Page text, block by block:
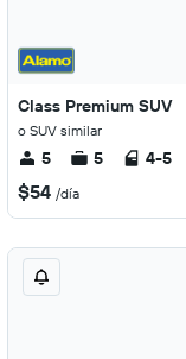
Class Premium SUV
o SUV similar
5 5 4-5
$54 /día